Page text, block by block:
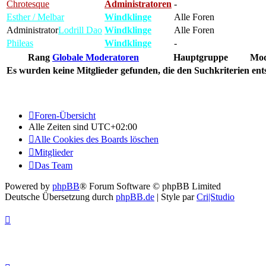
Chrotesque
Administratoren -
Esther / Melbar
Windklinge
Alle Foren
AdministratorLodrill Dao Windklinge
Alle Foren
Phileas
Windklinge
-
Rang Globale Moderatoren Hauptgruppe
Es wurden keine Mitglieder gefunden, die den Suchkriterien
Foren-Übersicht
Alle Zeiten sind UTC+02:00
Alle Cookies des Boards löschen
Mitglieder
Das Team
Powered by phpBB® Forum Software © phpBB Limited
Deutsche Übersetzung durch phpBB.de | Style parCri|Studio